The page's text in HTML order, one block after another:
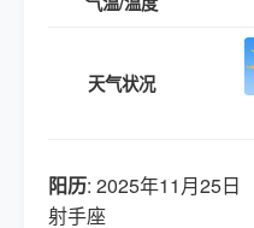
天气状况
阳历: 2025年11月25日
射手座